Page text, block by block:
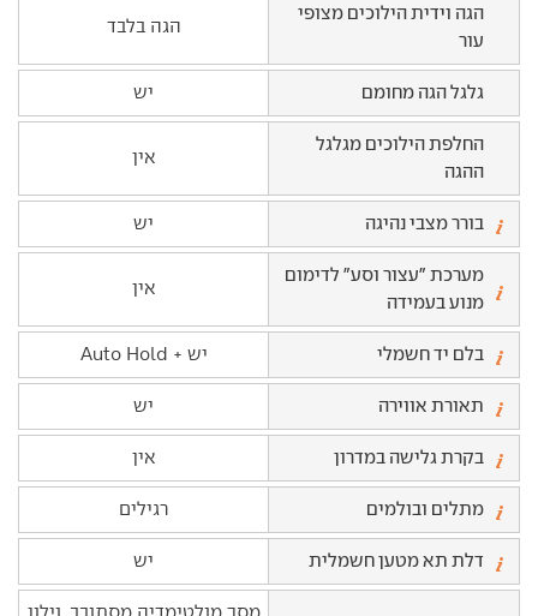
הגה וידית הילוכים מצופי
עור
הגה בלבד
גלגל הגה מחומם יש
החלפת הילוכים מגלגל
ההגה
אין
בורר מצבי נהיגה יש
מערכת "עצור וסע" לדימום
מנוע בעמידה
אין
בלם יד חשמלי יש + Auto Hold
תאורת אווירה יש
בקרת גלישה במדרון אין
מתלים ובולמים רגילים
דלת תא מטען חשמלית יש